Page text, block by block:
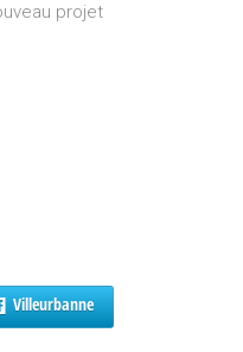
projet
Villeurbanne